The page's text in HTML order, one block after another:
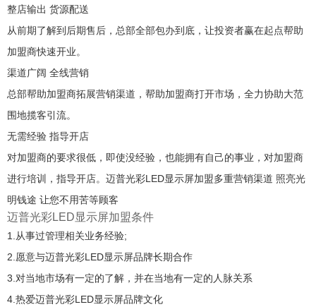
整店输出 货源配送
从前期了解到后期售后，总部全部包办到底，让投资者赢在起点帮助
加盟商快速开业。
渠道广阔 全线营销
总部帮助加盟商拓展营销渠道，帮助加盟商打开市场，全力协助大范
围地揽客引流。
无需经验 指导开店
对加盟商的要求很低，即使没经验，也能拥有自己的事业，对加盟商
进行培训，指导开店。迈普光彩LED显示屏加盟多重营销渠道 照亮光
明钱途 让您不用苦等顾客
迈普光彩LED显示屏加盟条件
1.从事过管理相关业务经验;
2.愿意与迈普光彩LED显示屏品牌长期合作
3.对当地市场有一定的了解，并在当地有一定的人脉关系
4.热爱迈普光彩LED显示屏品牌文化